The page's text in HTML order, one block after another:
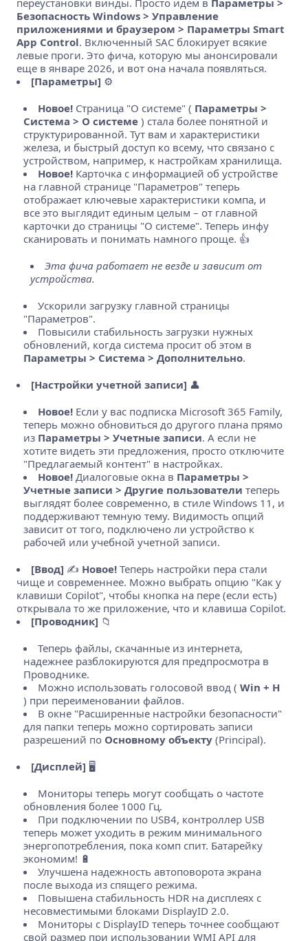
Безопасность Windows > Управление
приложениями и браузером > Параметры Smart
App Control. Включенный SAC блокирует всякие
левые проги. Это фича, которую мы анонсировали
еще в январе 2026, и вот она начала появляться.
[Параметры] ⚙️
Новое! Страница "О системе" ( Параметры >
Система > О системе ) стала более понятной и
структурированной. Тут вам и характеристики
железа, и быстрый доступ ко всему, что связано с
устройством, например, к настройкам хранилища.
Новое! Карточка с информацией об устройстве
на главной странице "Параметров" теперь
отображает ключевые характеристики компа, и
все это выглядит единым целым – от главной
карточки до страницы "О системе". Теперь инфу
сканировать и понимать намного проще. 👍
Эта фича работает не везде и зависит от
устройства.
Ускорили загрузку главной страницы
"Параметров".
Повысили стабильность загрузки нужных
обновлений, когда система просит об этом в
Параметры > Система > Дополнительно.
[Настройки учетной записи] 👤
Новое! Если у вас подписка Microsoft 365 Family,
теперь можно обновиться до другого плана прямо
из Параметры > Учетные записи. А если не
хотите видеть эти предложения, просто отключите
"Предлагаемый контент" в настройках.
Новое! Диалоговые окна в Параметры >
Учетные записи > Другие пользователи теперь
выглядят более современно, в стиле Windows 11, и
поддерживают темную тему. Видимость опций
зависит от того, подключено ли устройство к
рабочей или учебной учетной записи.
[Ввод] ✍️ Новое! Теперь настройки пера стали
чище и современнее. Можно выбрать опцию "Как у
клавиши Copilot", чтобы кнопка на пере (если есть)
открывала то же приложение, что и клавиша Copilot.
[Проводник] 📁
Теперь файлы, скачанные из интернета,
надежнее разблокируются для предпросмотра в
Проводнике.
Можно использовать голосовой ввод ( Win + H
) при переименовании файлов.
В окне "Расширенные настройки безопасности"
для папки теперь можно сортировать записи
разрешений по Основному объекту (Principal).
[Дисплей] 🖥️
Мониторы теперь могут сообщать о частоте
обновления более 1000 Гц.
При подключении по USB4, контроллер USB
теперь может уходить в режим минимального
энергопотребления, пока комп спит. Батарейку
экономим! 🔋
Улучшена надежность автоповорота экрана
после выхода из спящего режима.
Повышена стабильность HDR на дисплеях с
несовместимыми блоками DisplayID 2.0.
Мониторы с DisplayID теперь точнее сообщают
свой размер при использовании WMI API для